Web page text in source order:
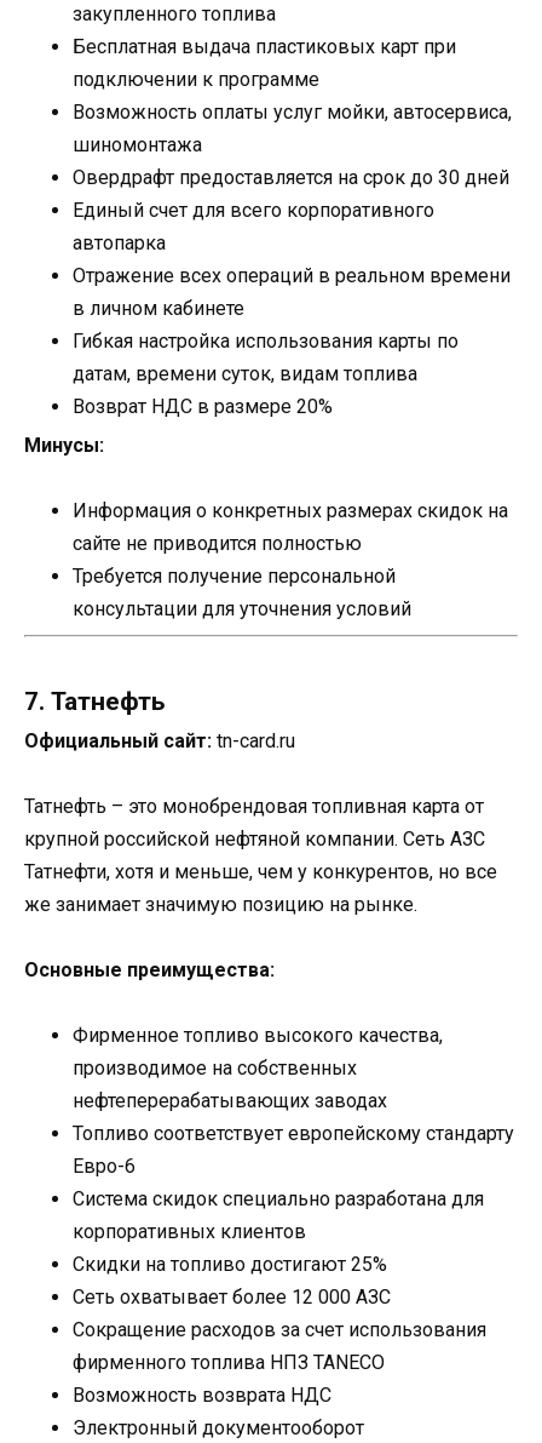
закупленного топлива
Бесплатная выдача пластиковых карт при
подключении к программе
Возможность оплаты услуг мойки, автосервиса,
шиномонтажа
Овердрафт предоставляется на срок до 30 дней
Единый счет для всего корпоративного
автопарка
Отражение всех операций в реальном времени
в личном кабинете
Гибкая настройка использования карты по
датам, времени суток, видам топлива
Возврат НДС в размере 20%
Минусы:
Информация о конкретных размерах скидок на
сайте не приводится полностью
Требуется получение персональной
консультации для уточнения условий
7. Татнефть
Официальный сайт: tn-card.ru
Татнефть – это монобрендовая топливная карта от
крупной российской нефтяной компании. Сеть АЗС
Татнефти, хотя и меньше, чем у конкурентов, но все
же занимает значимую позицию на рынке.
Основные преимущества:
Фирменное топливо высокого качества,
производимое на собственных
нефтеперерабатывающих заводах
Топливо соответствует европейскому стандарту
Евро-6
Система скидок специально разработана для
корпоративных клиентов
Скидки на топливо достигают 25%
Сеть охватывает более 12 000 АЗС
Сокращение расходов за счет использования
фирменного топлива НПЗ TANECO
Возможность возврата НДС
Электронный документооборот